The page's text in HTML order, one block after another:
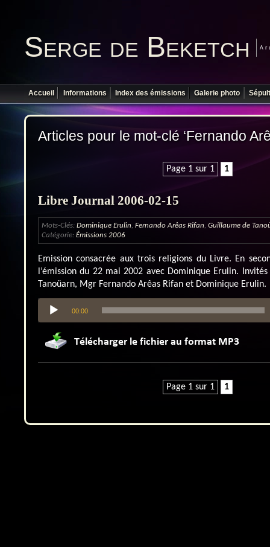
Serge de Beketch
Accueil Informations Index des émissions Galerie photo
Articles pour le mot-clé ‘Fernando
Page 1 sur 1 1
Libre Journal 2006-02-15
Mots-Clés: Dominique Erulin Fernando Arêas Rifan Guillaume de
Catégorie: Émissions 2006
Emission consacrée aux trois religions du Livre. En
l’émission du 22 mai 2002 avec Dominique Erulin.
Tanoüarn, Mgr Fernando Arêas Rifan et Dominique Erulin.
Lecteur
audio
00:00
Page 1 sur 1 1